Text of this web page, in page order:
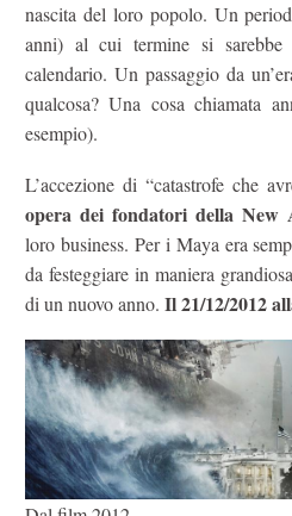
nascita del loro popolo. Un
anni) al cui termine si
calendario. Un passaggio da
qualcosa? Una cosa chiamata
esempio).
L’accezione di “catastrofe che
opera dei fondatori della New
loro business. Per i Maya era
da festeggiare in maniera
di un nuovo anno. Il 21/12/2012